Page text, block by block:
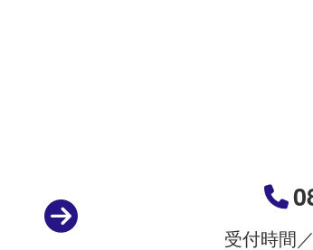
修正・削除などをご希望される場合には、
用される日本の法令、その他規範を遵守す
受付時間